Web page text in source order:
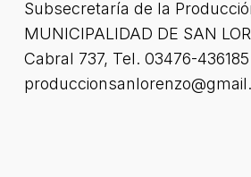
Subsecretaría de la
MUNICIPALIDAD DE SAN
Cabral 737, Tel. 03476-436185